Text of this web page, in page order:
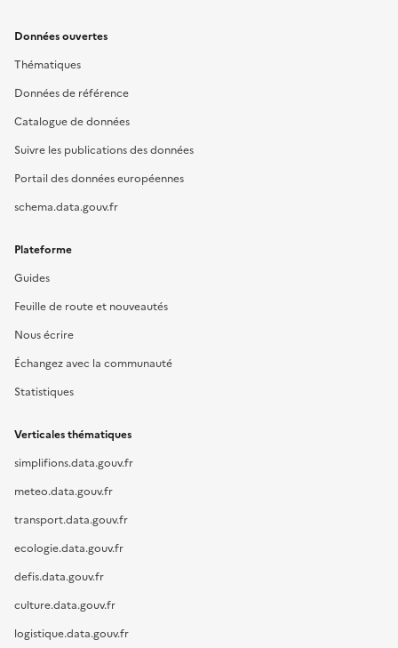
Données ouvertes
Thématiques
Données de référence
Catalogue de données
Suivre les publications des données
Portail des données européennes
schema.data.gouv.fr
Plateforme
Guides
Feuille de route et nouveautés
Nous écrire
Échangez avec la communauté
Statistiques
Verticales thématiques
simplifions.data.gouv.fr
meteo.data.gouv.fr
transport.data.gouv.fr
ecologie.data.gouv.fr
defis.data.gouv.fr
culture.data.gouv.fr
logistique.data.gouv.fr